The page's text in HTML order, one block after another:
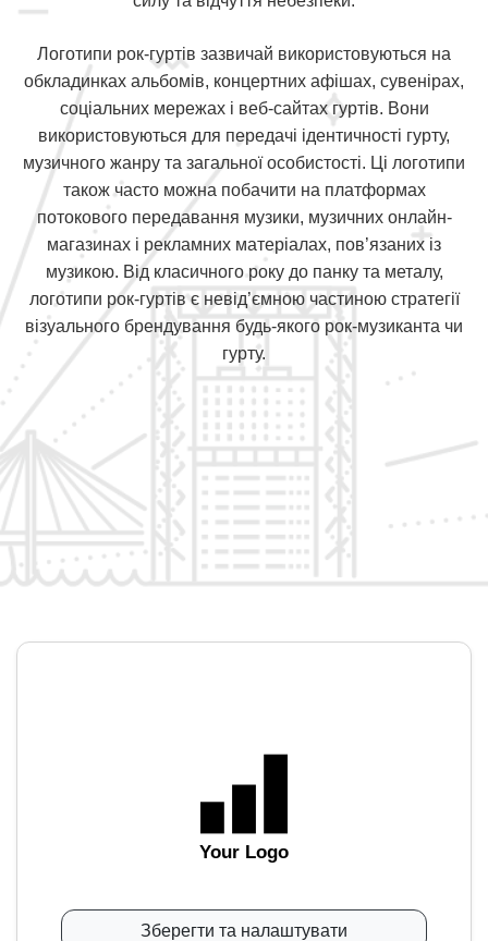
Логотипи рок-гуртів зазвичай використовуються на
обкладинках альбомів, концертних афішах, сувенірах,
соціальних мережах і веб-сайтах гуртів. Вони
використовуються для передачі ідентичності гурту,
музичного жанру та загальної особистості. Ці логотипи
також часто можна побачити на платформах
потокового передавання музики, музичних онлайн-
магазинах і рекламних матеріалах, пов’язаних із
музикою. Від класичного року до панку та металу,
логотипи рок-гуртів є невід’ємною частиною стратегії
візуального брендування будь-якого рок-музиканта чи
гурту.
Your Logo
Зберегти та налаштувати